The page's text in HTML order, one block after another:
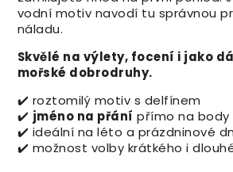
vodní motiv navodí tu správnou
náladu.
Skvělé na výlety, focení i jako
mořské dobrodruhy.
✔️ roztomilý motiv s delfínem
✔️ jméno na přání přímo na body
✔️ ideální na léto a prázdninové
✔️ možnost volby krátkého i